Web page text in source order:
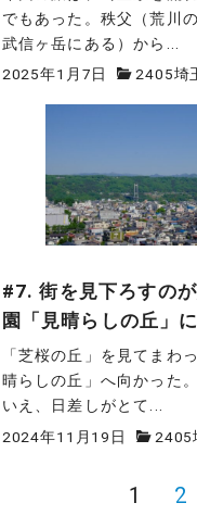
でもあった。秩父（荒川
武信ヶ岳にある）から...
2025年1月7日 2405埼
#7. 街を見下ろすの
園「見晴らしの丘」
「芝桜の丘」を見てまわ
晴らしの丘」へ向かった
いえ、日差しがとて...
2024年11月19日 2405
1 2